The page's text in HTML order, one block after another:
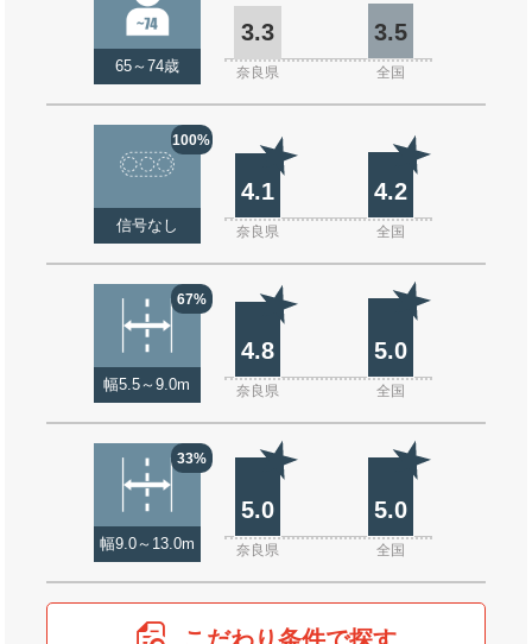
65～74歳
3.3 3.5
奈良県 全国
100%
信号なし
4.1 4.2
奈良県 全国
67%
幅5.5～9.0m
4.8 5.0
奈良県 全国
33%
幅9.0～13.0m
5.0 5.0
奈良県 全国